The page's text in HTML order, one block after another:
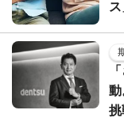
動
挑